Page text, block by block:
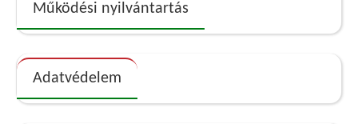
Működési nyilvántartás
Adatvédelem